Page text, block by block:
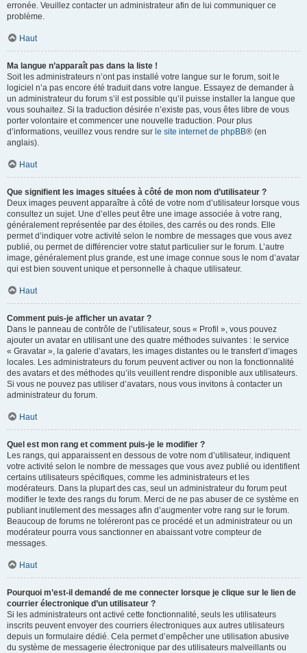
erronée. Veuillez contacter un administrateur afin de lui communiquer ce
problème.
Haut
Ma langue n’apparaît pas dans la liste !
Soit les administrateurs n’ont pas installé votre langue sur le forum, soit le
logiciel n’a pas encore été traduit dans votre langue. Essayez de demander à
un administrateur du forum s’il est possible qu’il puisse installer la langue que
vous souhaitez. Si la traduction désirée n’existe pas, vous êtes libre de vous
porter volontaire et commencer une nouvelle traduction. Pour plus
d’informations, veuillez vous rendre sur le site internet de phpBB® (en
anglais).
Haut
Que signifient les images situées à côté de mon nom d’utilisateur ?
Deux images peuvent apparaître à côté de votre nom d’utilisateur lorsque vous
consultez un sujet. Une d’elles peut être une image associée à votre rang,
généralement représentée par des étoiles, des carrés ou des ronds. Elle
permet d’indiquer votre activité selon le nombre de messages que vous avez
publié, ou permet de différencier votre statut particulier sur le forum. L’autre
image, généralement plus grande, est une image connue sous le nom d’avatar
qui est bien souvent unique et personnelle à chaque utilisateur.
Haut
Comment puis-je afficher un avatar ?
Dans le panneau de contrôle de l’utilisateur, sous « Profil », vous pouvez
ajouter un avatar en utilisant une des quatre méthodes suivantes : le service
« Gravatar », la galerie d’avatars, les images distantes ou le transfert d’images
locales. Les administrateurs du forum peuvent activer ou non la fonctionnalité
des avatars et des méthodes qu’ils veuillent rendre disponible aux utilisateurs.
Si vous ne pouvez pas utiliser d’avatars, nous vous invitons à contacter un
administrateur du forum.
Haut
Quel est mon rang et comment puis-je le modifier ?
Les rangs, qui apparaissent en dessous de votre nom d’utilisateur, indiquent
votre activité selon le nombre de messages que vous avez publié ou identifient
certains utilisateurs spécifiques, comme les administrateurs et les
modérateurs. Dans la plupart des cas, seul un administrateur du forum peut
modifier le texte des rangs du forum. Merci de ne pas abuser de ce système en
publiant inutilement des messages afin d’augmenter votre rang sur le forum.
Beaucoup de forums ne toléreront pas ce procédé et un administrateur ou un
modérateur pourra vous sanctionner en abaissant votre compteur de
messages.
Haut
Pourquoi m’est-il demandé de me connecter lorsque je clique sur le lien de
courrier électronique d’un utilisateur ?
Si les administrateurs ont activé cette fonctionnalité, seuls les utilisateurs
inscrits peuvent envoyer des courriers électroniques aux autres utilisateurs
depuis un formulaire dédié. Cela permet d’empêcher une utilisation abusive
du système de messagerie électronique par des utilisateurs malveillants ou